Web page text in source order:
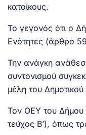
κατοίκους.
Το γεγονός ότι ο
Ενότητες (άρθρο
Την ανάγκη
συντονισμού
μέλη του
Τον ΟΕΥ του Δήμου
τεύχος Β’), όπως